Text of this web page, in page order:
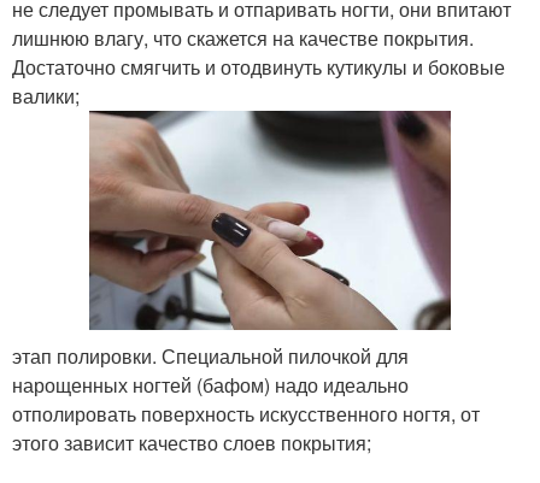
не следует промывать и отпаривать ногти, они впитают
лишнюю влагу, что скажется на качестве покрытия.
Достаточно смягчить и отодвинуть кутикулы и боковые
валики;
этап полировки. Специальной пилочкой для
нарощенных ногтей (бафом) надо идеально
отполировать поверхность искусственного ногтя, от
этого зависит качество слоев покрытия;